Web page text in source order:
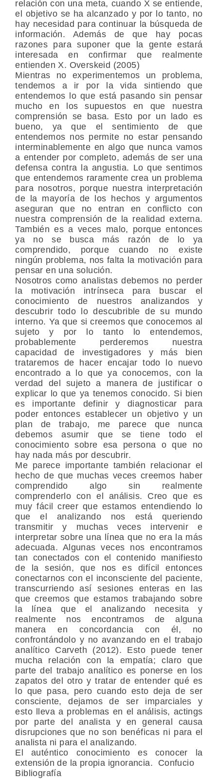
relación con una meta, cuando X se entiende,
el objetivo se ha alcanzado y por lo tanto, no
hay necesidad para continuar la búsqueda de
información. Además de que hay pocas
razones para suponer que la gente estará
interesada en confirmar que realmente
entienden X. Overskeid (2005)
Mientras no experimentemos un problema,
tendemos a ir por la vida sintiendo que
entendemos lo que está pasando sin pensar
mucho en los supuestos en que nuestra
comprensión se basa. Esto por un lado es
bueno, ya que el sentimiento de que
entendemos nos permite no estar pensando
interminablemente en algo que nunca vamos
a entender por completo, además de ser una
defensa contra la angustia. Lo que sentimos
que entendemos raramente crea un problema
para nosotros, porque nuestra interpretación
de la mayoría de los hechos y argumentos
aseguran que no entran en conflicto con
nuestra comprensión de la realidad externa.
También es a veces malo, porque entonces
ya no se busca más razón de lo ya
comprendido, porque cuando no existe
ningún problema, nos falta la motivación para
pensar en una solución.
Nosotros como analistas debemos no perder
la motivación intrínseca para buscar el
conocimiento de nuestros analizandos y
descubrir todo lo descubrible de su mundo
interno. Ya que si creemos que conocemos al
sujeto y por lo tanto lo entendemos,
probablemente perderemos nuestra
capacidad de investigadores y más bien
trataremos de hacer encajar todo lo nuevo
encontrado a lo que ya conocemos, con la
verdad del sujeto a manera de justificar o
explicar lo que ya tenemos conocido. Si bien
es importante definir y diagnosticar para
poder entonces establecer un objetivo y un
plan de trabajo, me parece que nunca
debemos asumir que se tiene todo el
conocimiento sobre esa persona o que no
hay nada más por descubrir.
Me parece importante también relacionar el
hecho de que muchas veces creemos haber
comprendido algo sin realmente
comprenderlo con el análisis. Creo que es
muy fácil creer que estamos entendiendo lo
que el analizando nos está queriendo
transmitir y muchas veces intervenir e
interpretar sobre una línea que no era la más
adecuada. Algunas veces nos encontramos
tan conectados con el contenido manifiesto
de la sesión, que nos es difícil entonces
conectarnos con el inconsciente del paciente,
transcurriendo así sesiones enteras en las
que creemos que estamos trabajando sobre
la línea que el analizando necesita y
realmente nos encontramos de alguna
manera en concordancia con él, no
confrontándolo y no avanzando en el trabajo
analítico Carveth (2012). Esto puede tener
mucha relación con la empatía; claro que
parte del trabajo analítico es ponerse en los
zapatos del otro y tratar de entender qué es
lo que pasa, pero cuando esto deja de ser
consciente, dejamos de ser imparciales y
esto lleva a problemas en el análisis, actings
por parte del analista y en general causa
disrupciones que no son benéficas ni para el
analista ni para el analizando.
El auténtico conocimiento es conocer la
extensión de la propia ignorancia. Confucio
Bibliografía